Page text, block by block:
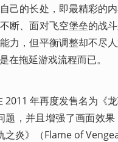
己的长处，即最精彩的
断、面对飞空堡垒的战
力，但平衡调整却不尽
在拖延游戏流程而已。
2011 年再度发售名为《
，并且增强了画面效
炎》（Flame of